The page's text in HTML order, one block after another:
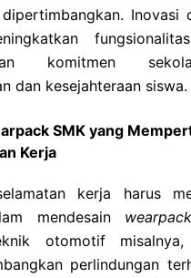
Inovasi
komitmen
dan kesejahteraan siswa.
SMK yang
Kerja
kerja harus
mendesain wearpack
otomotif
perlindungan